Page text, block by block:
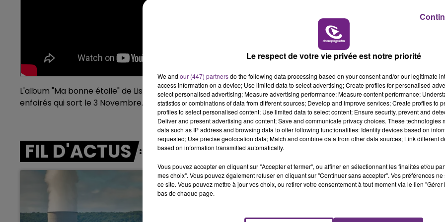
16h00 - 20h00
LE WEEK-END CHAMPAGNE FM
L'album "Ma bonne étoile" de Lissandro Cuxi est toujours disponible et il sera également présent sur l'album
enfoirés qui sort le 3 Novembre.
FIL D'ACTUS
Le respect de votre vie privée est notre priorité
We and our (447) partnersdo the following data processing based on your consent and/or our legitimate
access information on a device; Use limited data to select advertising; Create profiles for personalised
select personalised advertising; Measure advertising performance; Measure content performance;
statistics or combinations of data from different sources; Develop and improve services; Create profiles to
profiles to select personalised content; Use limited data to select content; Ensure security, prevent and
Deliver and present advertising and content; Save and communicate privacy choices. These technologies
data such as IP address and browsing data to offer following functionalities: Identify devices based on
requested; Use precise geolocation data; Match and combine data from other data sources; Link different
based on information transmitted automatically.
Vous pouvez accepter en cliquant sur "Accepter et fermer", ou affiner en sélectionnant les finalités et/ou
mes choix". Vous pouvez également refuser en cliquant sur "Continuer sans accepter". Vos préférences
ce site. Vous pouvez mettre à jour vos choix, ou retirer votre consentement à tout moment via le lien
bas de chaque page.